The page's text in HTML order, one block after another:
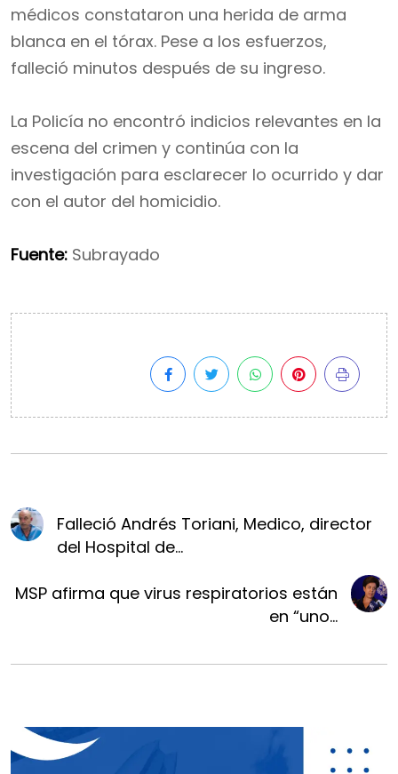
médicos constataron una herida de arma
blanca en el tórax. Pese a los esfuerzos,
falleció minutos después de su ingreso.
La Policía no encontró indicios relevantes en la
escena del crimen y continúa con la
investigación para esclarecer lo ocurrido y dar
con el autor del homicidio.
Fuente: Subrayado
Falleció Andrés Toriani, Medico, director
del Hospital de...
MSP afirma que virus respiratorios están
en “uno...